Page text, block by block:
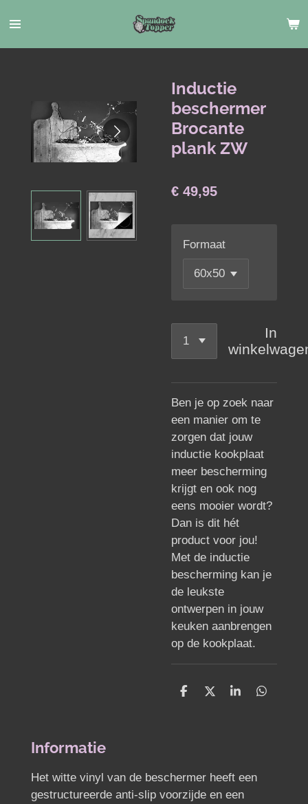
direct
naar
Inductie
beschermer
Brocante
plank ZW
€ 49,95
Formaat
In
Ben je op zoek naar
een manier om te
zorgen dat jouw
inductie kookplaat
meer bescherming
krijgt en ook nog
eens mooier wordt?
Dan is dit hét
product voor jou!
Met de inductie
bescherming kan je
de leukste
ontwerpen in jouw
keuken aanbrengen
op de kookplaat.
D
D
S
D
Informatie
Het witte vinyl van de beschermer heeft een
gestructureerde anti-slip voorzijde en een